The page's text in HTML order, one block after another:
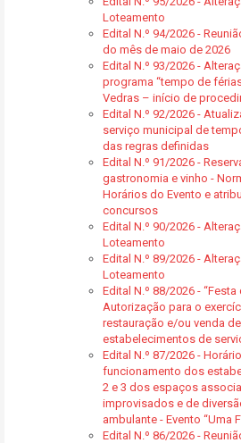
Loteamento
Edital N.º 94/2026 -
do mês de maio de 2026
Edital N.º 93/2026 -
programa “tempo de
Vedras – início de
Edital N.º 92/2026 -
serviço municipal de
das regras definidas
Edital N.º 91/2026 -
gastronomia e vinho -
Horários do Evento e
concursos
Edital N.º 90/2026 -
Loteamento
Edital N.º 89/2026 -
Loteamento
Edital N.º 88/2026 - “Festa
Autorização para o
restauração e/ou venda
estabelecimentos de
Edital N.º 87/2026 -
funcionamento dos
2 e 3 dos espaços
improvisados e de
ambulante - Evento “Uma
Edital N.º 86/2026 -